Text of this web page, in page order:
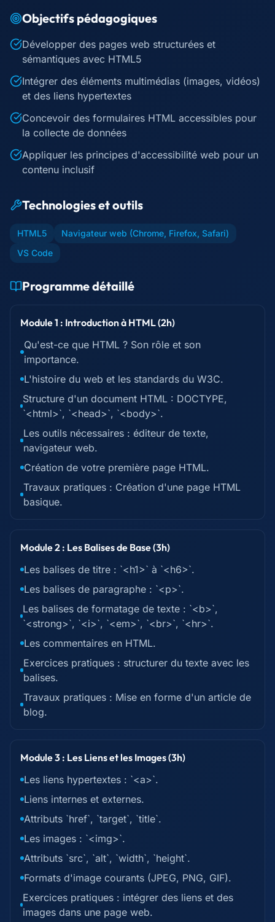
Objectifs pédagogiques
Développer des pages web structurées et
sémantiques avec HTML5
Intégrer des éléments multimédias (images, vidéos)
et des liens hypertextes
Concevoir des formulaires HTML accessibles pour
la collecte de données
Appliquer les principes d'accessibilité web pour un
contenu inclusif
Technologies et outils
HTML5
Navigateur web (Chrome, Firefox, Safari)
VS Code
Programme détaillé
Module 1 : Introduction à HTML (2h)
Qu'est-ce que HTML ? Son rôle et son
importance.
L'histoire du web et les standards du W3C.
Structure d'un document HTML : DOCTYPE,
`<html>`, `<head>`, `<body>`.
Les outils nécessaires : éditeur de texte,
navigateur web.
Création de votre première page HTML.
Travaux pratiques : Création d'une page HTML
basique.
Module 2 : Les Balises de Base (3h)
Les balises de titre : `<h1>` à `<h6>`.
Les balises de paragraphe : `<p>`.
Les balises de formatage de texte : `<b>`,
`<strong>`, `<i>`, `<em>`, `<br>`, `<hr>`.
Les commentaires en HTML.
Exercices pratiques : structurer du texte avec les
balises.
Travaux pratiques : Mise en forme d'un article de
blog.
Module 3 : Les Liens et les Images (3h)
Les liens hypertextes : `<a>`.
Liens internes et externes.
Attributs `href`, `target`, `title`.
Les images : `<img>`.
Attributs `src`, `alt`, `width`, `height`.
Formats d'image courants (JPEG, PNG, GIF).
Exercices pratiques : intégrer des liens et des
images dans une page web.